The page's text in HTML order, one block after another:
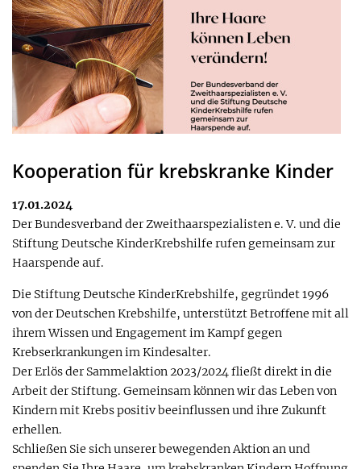
Kooperation für krebskranke Kinder
17.01.2024
Der Bundesverband der Zweithaarspezialisten e. V. und die
Stiftung Deutsche KinderKrebshilfe rufen gemeinsam zur
Haarspende auf.
Die Stiftung Deutsche KinderKrebshilfe, gegründet 1996
von der Deutschen Krebshilfe, unterstützt Betroffene mit all
ihrem Wissen und Engagement im Kampf gegen
Krebserkrankungen im Kindesalter.
Der Erlös der Sammelaktion 2023/2024 fließt direkt in die
Arbeit der Stiftung. Gemeinsam können wir das Leben von
Kindern mit Krebs positiv beeinflussen und ihre Zukunft
erhellen.
Schließen Sie sich unserer bewegenden Aktion an und